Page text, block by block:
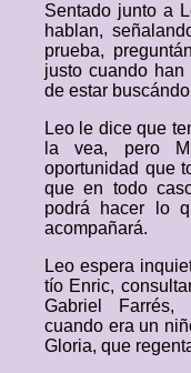
Sentado junto a
hablan,
prueba,
justo cuando
de estar
Leo le dice que
la vea, pero
oportunidad que
que en todo
podrá hacer lo
acompañará.
Leo espera
tío Enric,
Gabriel Farrés,
cuando era un
Gloria, que